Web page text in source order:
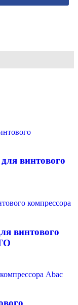
винтового
винтового